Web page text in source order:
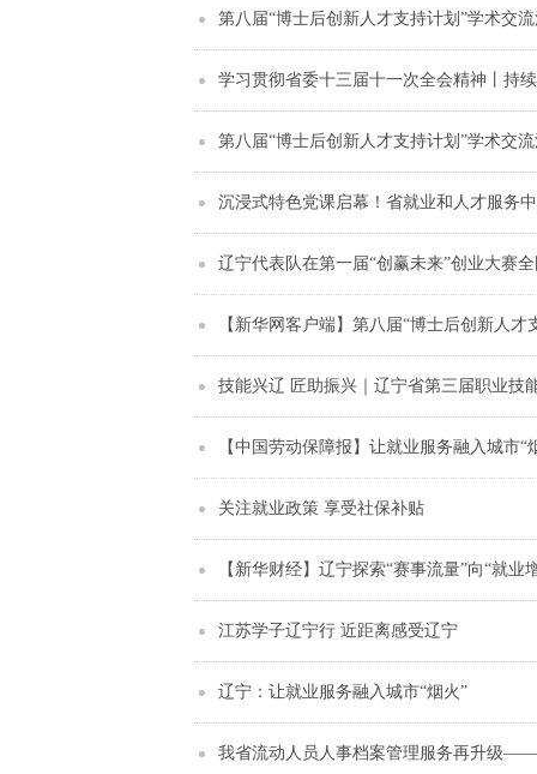
第八届“博士后创新人才支持计划”学术交
学习贯彻省委十三届十一次全会精神丨持
第八届“博士后创新人才支持计划”学术交
沉浸式特色党课启幕！省就业和人才服务
辽宁代表队在第一届“创赢未来”创业大赛
【新华网客户端】第八届“博士后创新人
技能兴辽 匠助振兴｜辽宁省第三届职业技
【中国劳动保障报】让就业服务融入城市“
关注就业政策 享受社保补贴
【新华财经】辽宁探索“赛事流量”向“就业
江苏学子辽宁行 近距离感受辽宁
辽宁：让就业服务融入城市“烟火”
我省流动人员人事档案管理服务再升级